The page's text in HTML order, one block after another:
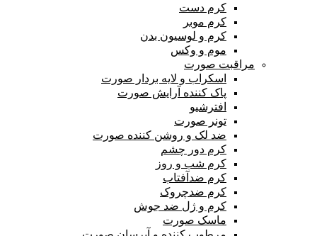
کرم دست
کرم موبر
کرم و لوسیون بدن
موم و وکس
مراقبت صورت
اسکراب و لایه بردار صورت
پاک کننده آرایش صورت
افترشیو
تونر صورت
ضد لک و روشن کننده صورت
کرم دور چشم
کرم شب و روز
کرم ضدآفتاب
کرم ضدچروک
کرم و ژل ضد جوش
ماسک صورت